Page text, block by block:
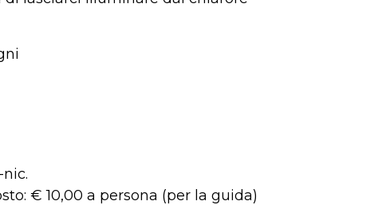
€ 10,00 a persona (per la guida)